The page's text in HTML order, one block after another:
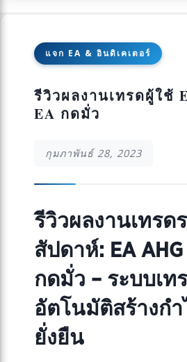
แจก EA & อินดิเคเตอร์
รีวิวผลงานเทรดผู้ใช้
EA กดมั่ว
กุมภาพันธ์ 28, 2023
รีวิวผลงานเทรด
สัปดาห์: EA
กดมั่ว – ระบบเท
อัตโนมัติสร้างกำ
ยั่งยืน